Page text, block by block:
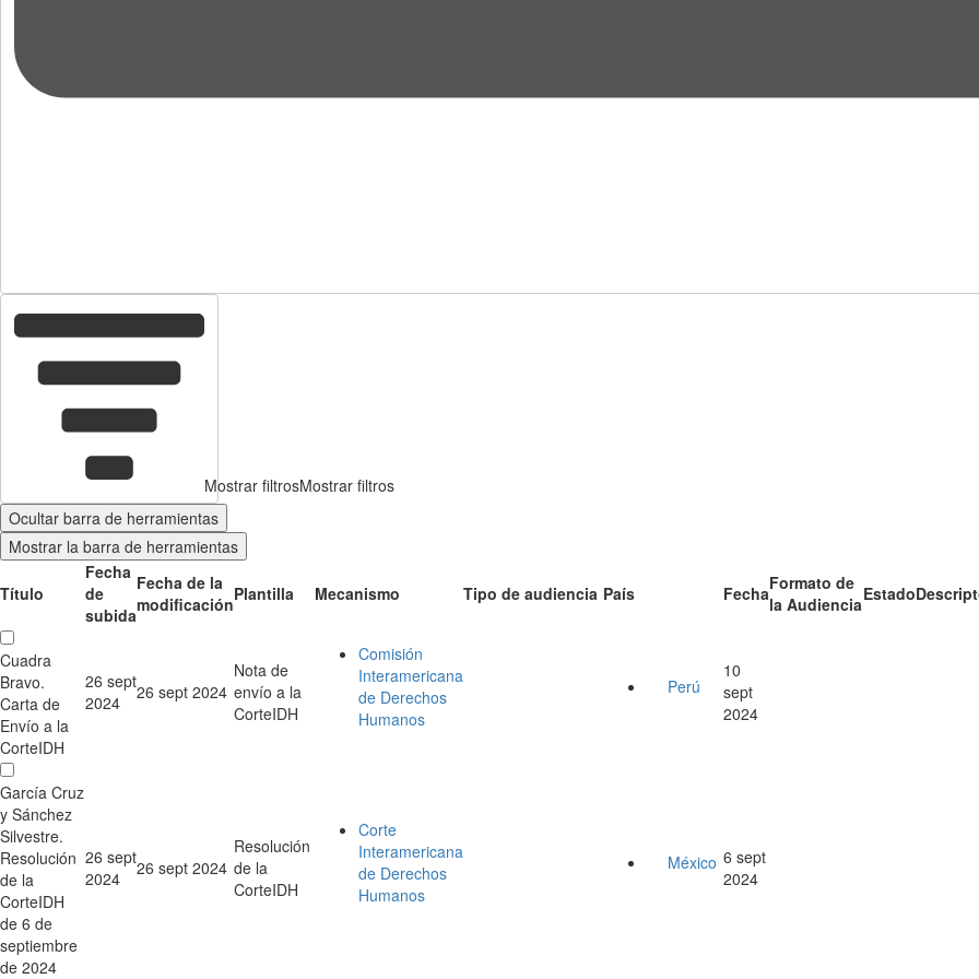
Mostrar filtrosMostrar filtros
Ocultar barra de herramientas
Mostrar la barra de herramientas
Título
Fecha
de
subida
Fecha de la
modificaciónPlantilla Mecanismo Tipo de audiencia País FechaFormato de
la AudienciaEstado
Cuadra
Bravo.
Carta de
Envío a la
CorteIDH
26 sept
2024
26 sept 2024
Nota de
envío a la
CorteIDH
Comisión
Interamericana
de Derechos
Humanos
Perú
10
sept
2024
García Cruz
y Sánchez
Silvestre.
Resolución
de la
CorteIDH
de 6 de
septiembre
de 2024
26 sept
2024
26 sept 2024
Resolución
de la
CorteIDH
Corte
Interamericana
de Derechos
Humanos
México 6 sept
2024